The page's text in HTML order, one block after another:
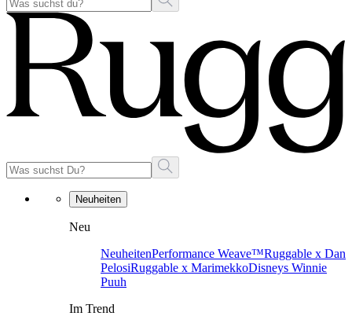
Neuheiten
Neu
NeuheitenPerformance Weave™Ruggable x Dan
PelosiRuggable x MarimekkoDisneys Winnie
Puuh
Im Trend